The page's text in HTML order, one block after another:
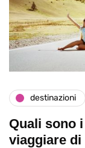
destinazioni
Quali sono
viaggiare di